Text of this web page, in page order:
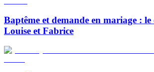
Baptême et demande en mariage :
Louise et Fabrice